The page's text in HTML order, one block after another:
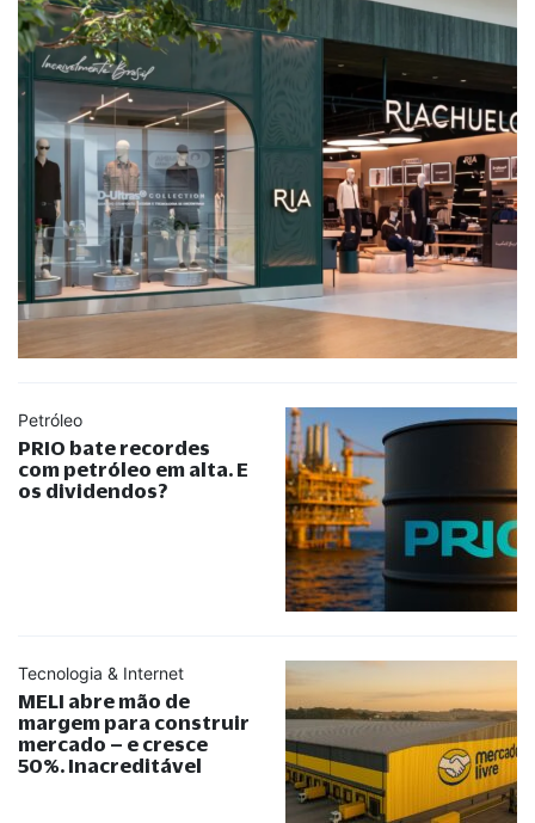
Petróleo
PRIO bate recordes
com petróleo em alta. E
os dividendos?
Tecnologia & Internet
MELI abre mão de
margem para construir
mercado – e cresce
50%. Inacreditável